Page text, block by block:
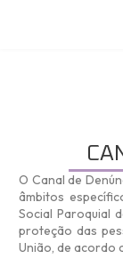
O Canal de
âmbitos
Social Paroquial
proteção das
União, de acordo